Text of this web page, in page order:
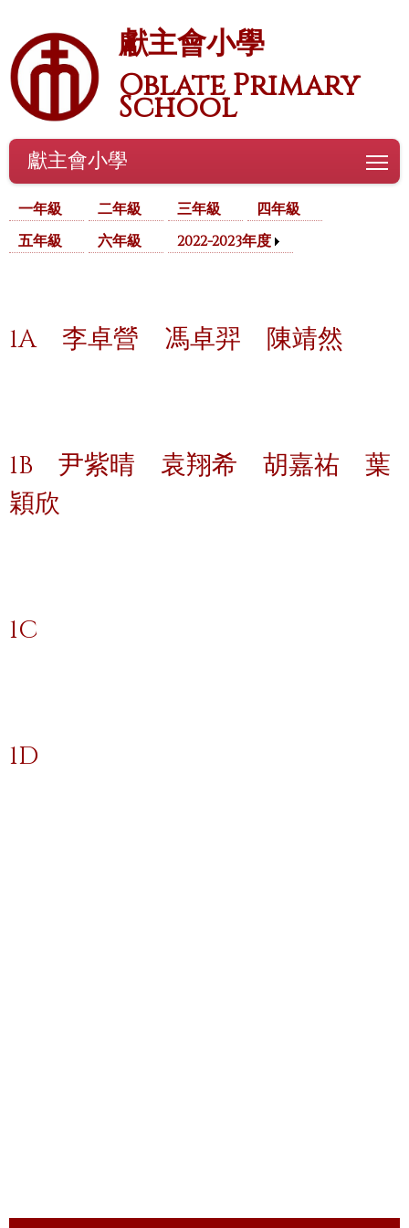
獻主會小學
Oblate Primary
School
獻主會小學
一年級 二年級 三年級
四年級
五年級
六年級 2022-2023年度
1A 李卓營 馮卓羿 陳靖然
1B 尹紫晴 袁翔希 胡嘉祐
葉
穎欣
1C
1D